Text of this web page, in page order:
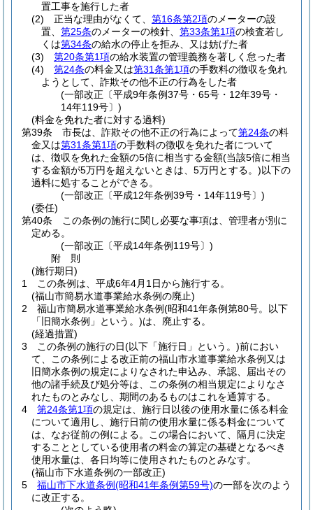
置工事を施行した者
(2)
正当な理由がなくて、 第16条第2項のメーターの設
置、 第25条のメーターの検針、 第33条第1項の検査若し
くは第34条の給水の停止を拒み、又は妨げた者
(3)
第20条第1項の給水装置の管理義務を著しく怠った者
(4)
第24条の料金又は第31条第1項の手数料の徴収を免れ
ようとして、詐欺その他不正の行為をした者
(一部改正〔平成9年条例37号・65号・12年39号・
14年119号〕)
(料金を免れた者に対する過料)
第39条
市長は、詐欺その他不正の行為によって第24条の料
金又は第31条第1項の手数料の徴収を免れた者について
は、徴収を免れた金額の5倍に相当する金額(当該5倍に相当
する金額が5万円を超えないときは、5万円とする。)以下の
過料に処することができる。
(一部改正〔平成12年条例39号・14年119号〕)
(委任)
第40条
この条例の施行に関し必要な事項は、管理者が別に
定める。
(一部改正〔平成14年条例119号〕)
附 則
(施行期日)
1
この条例は、平成6年4月1日から施行する。
(福山市簡易水道事業給水条例の廃止)
2
福山市簡易水道事業給水条例(昭和41年条例第80号。以下
「旧簡水条例」という。)は、廃止する。
(経過措置)
3
この条例の施行の日(以下「施行日」という。)前におい
て、この条例による改正前の福山市水道事業給水条例又は
旧簡水条例の規定によりなされた申込み、承認、届出その
他の諸手続及び処分等は、この条例の相当規定によりなさ
れたものとみなし、期間のあるものはこれを通算する。
4
第24条第1項の規定は、施行日以後の使用水量に係る料金
について適用し、施行日前の使用水量に係る料金について
は、なお従前の例による。
この場合において、隔月に決定
することとしている使用者の料金の算定の基礎となるべき
使用水量は、各日均等に使用されたものとみなす。
(福山市下水道条例の一部改正)
5
福山市下水道条例(昭和41年条例第59号)の一部を次のよう
に改正する。